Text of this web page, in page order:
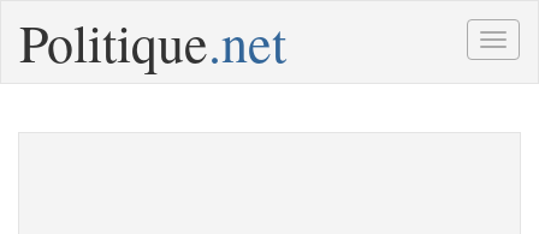
Politique.net